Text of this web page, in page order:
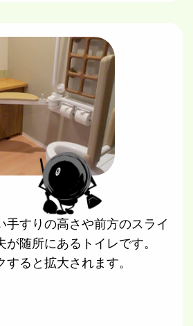
手すりの高さや前方のスライ
が随所にあるトイレです。
ると拡大されます。